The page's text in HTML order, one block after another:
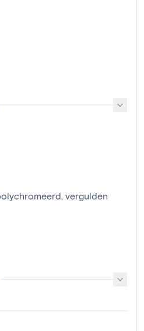
vergulden